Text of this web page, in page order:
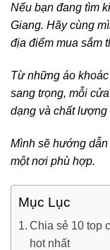
Nếu bạn đang tìm
Giang. Hãy cùng
địa điểm mua sắm
Từ những áo
sang trọng, mỗi
dạng và chất lượng
Mình sẽ hướng
một nơi phù hợp.
Mục Lục
Chia sẻ 10 top
hot nhất